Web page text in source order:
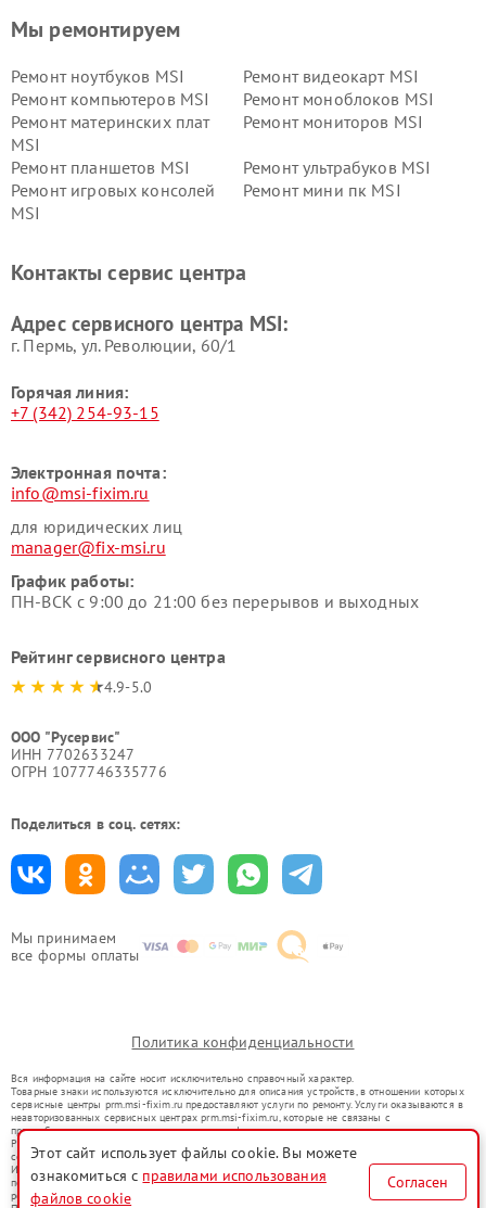
Мы принимаем
все формы оплаты
Мы ремонтируем
Ремонт ноутбуков MSI
Ремонт видеокарт MSI
Ремонт компьютеров MSI
Ремонт моноблоков MSI
Ремонт материнских плат
MSI
Ремонт мониторов MSI
Ремонт планшетов MSI
Ремонт ультрабуков MSI
Ремонт игровых консолей
MSI
Ремонт мини пк MSI
Контакты сервис центра
Адрес сервисного центра MSI:
г. Пермь, ул. ​Революции, 60/1
Горячая линия:
+7 (342) 254-93-15
Электронная почта:
info@msi-fixim.ru
для юридических лиц
manager@fix-msi.ru
График работы:
ПН-ВСК с 9:00 до 21:00 без перерывов и выходных
Рейтинг сервисного центра
4.9-5.0
ООО "Русервис"
ИНН 7702633247
ОГРН 1077746335776
Поделиться в соц. сетях:
Политика конфиденциальности
Вся информация на сайте носит исключительно справочный характер.
Товарные знаки используются исключительно для описания устройств, в отношении которых
сервисные центры prm.msi-fixim.ru предоставляют услуги по ремонту. Услуги оказываются в
неавторизованных сервисных центрах prm.msi-fixim.ru, которые не связаны с
правообладателями товарных знаков или их официальными представителями.
Ремонт осуществляется для устройств, уже введенных в гражданский оборот в соответствии
со статьей 1487 ГК РФ.
Использование товарных знаков не преследует цели индивидуализации услуг или введения
потребителей в заблуждение, а служит для информирования о предоставляемых услугах по
ремонту техники указанных брендов.
Этот сайт использует файлы cookie. Вы можете
ознакомиться с правилами использования
файлов cookie
Согласен